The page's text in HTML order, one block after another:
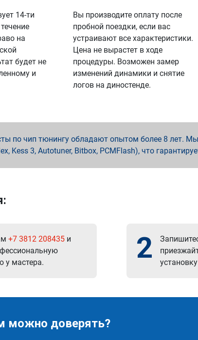
14-ти
на
будет не
и
Вы производите оплату после
пробной поездки, если вас
устраивают все характеристики.
Цена не вырастет в ходе
процедуры. Возможен замер
изменений динамики и снятие
логов на диностенде.
по чип тюнингу обладают опытом более 8 лет.
Kess 3, Autotuner, Bitbox, PCMFlash), что
+7 3812 208435 и
у мастера.
2
можно доверять?